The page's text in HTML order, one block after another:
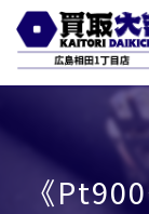
《